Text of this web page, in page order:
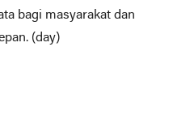
bagi masyarakat dan
(day)